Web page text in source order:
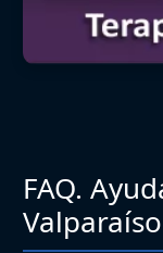
FAQ.
Valparaíso